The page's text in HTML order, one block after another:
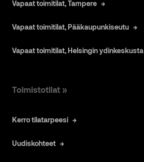
Vapaat toimitilat, Tampere
Vapaat toimitilat, Pääkaupunkiseutu
Vapaat toimitilat, Helsingin ydinkeskusta
Toimistotilat »
Kerro tilatarpeesi
Uudiskohteet